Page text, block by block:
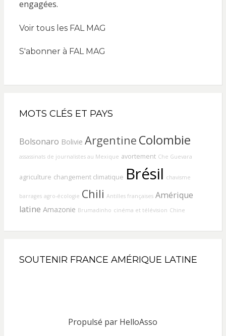
Voir tous les FAL MAG
S'abonner à FAL MAG
MOTS CLÉS ET PAYS
Bolsonaro Bolivie Argentine Colombie
assassinats de journalistes au Mexique avortement Che Guevara
agriculture changement climatique Brésil chavisme
barrages agro-écologie Chili Antilles françaises Amérique
latine Amazonie Brumadinho cinéma et télévision Chine
SOUTENIR FRANCE AMÉRIQUE LATINE
Propulsé par HelloAsso